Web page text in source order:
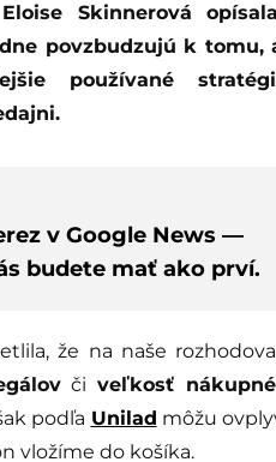
povzbudzujú k
používané
v Google News —
budete mať ako prví.
že na naše
či veľkosť
podľa Unilad môžu
vložíme do košíka.